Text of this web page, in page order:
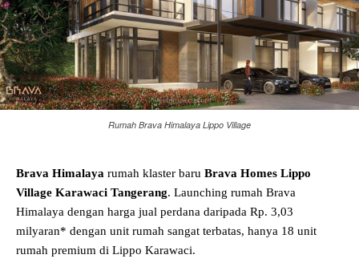
Rumah Brava Himalaya Lippo Village
Brava Himalaya rumah klaster baru Brava Homes Lippo
Village Karawaci Tangerang. Launching rumah Brava
Himalaya dengan harga jual perdana daripada Rp. 3,03
milyaran* dengan unit rumah sangat terbatas, hanya 18 unit
rumah premium di Lippo Karawaci.